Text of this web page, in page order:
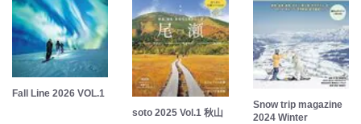
Fall Line 2026 VOL.1
soto 2025 Vol.1 秋山
Snow trip magazine
2024 Winter